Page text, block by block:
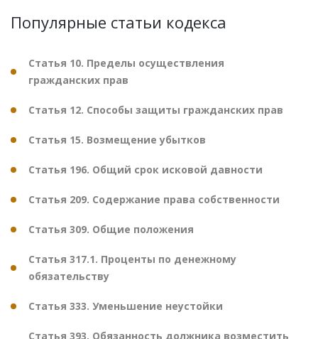
Популярные статьи кодекса
Статья 10. Пределы осуществления
гражданских прав
Статья 12. Способы защиты гражданских прав
Статья 15. Возмещение убытков
Статья 196. Общий срок исковой давности
Статья 209. Содержание права собственности
Статья 309. Общие положения
Статья 317.1. Проценты по денежному
обязательству
Статья 333. Уменьшение неустойки
Статья 393. Обязанность должника возместить